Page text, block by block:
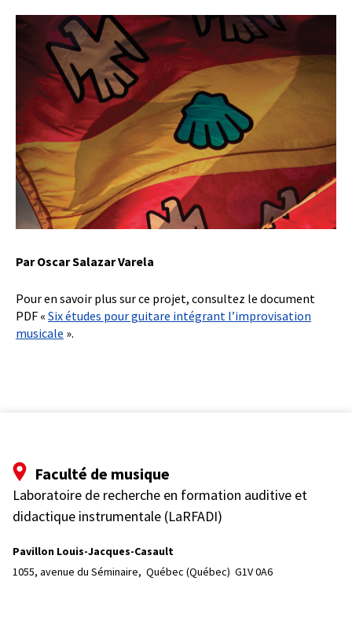
Par Oscar Salazar Varela
Pour en savoir plus sur ce projet, consultez le document
PDF « Six études pour guitare intégrant l’improvisation
musicale ».
Faculté de musique
Laboratoire de recherche en formation auditive et
didactique instrumentale (LaRFADI)
Pavillon Louis-Jacques-Casault
1055, avenue du Séminaire, Québec (Québec)  G1V 0A6